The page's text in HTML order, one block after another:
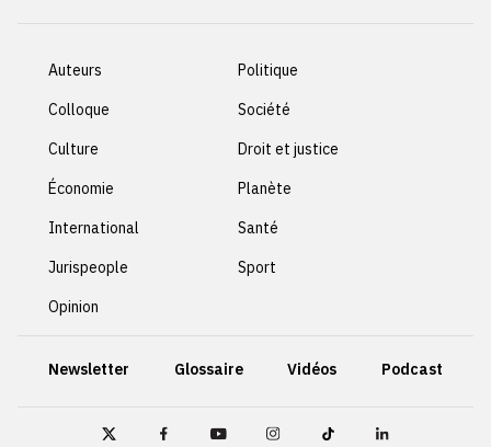
Auteurs
Colloque
Culture
Économie
International
Jurispeople
Opinion
Politique
Société
Droit et justice
Planète
Santé
Sport
Newsletter Glossaire Vidéos Podcast